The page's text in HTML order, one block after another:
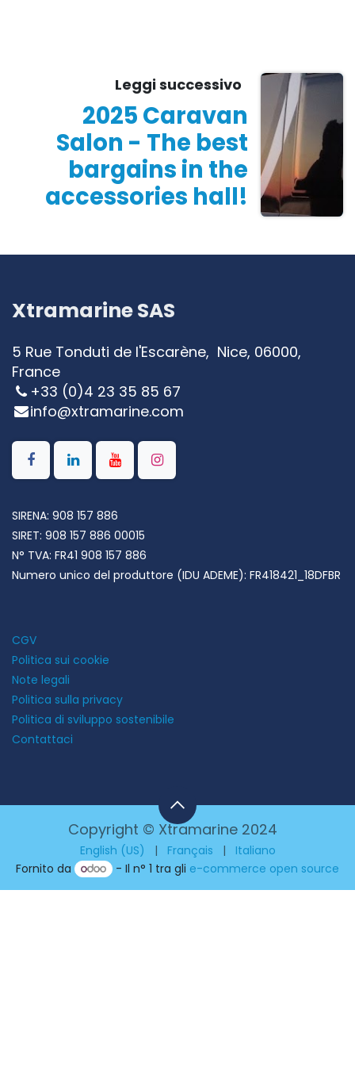
Leggi successivo
2025 Caravan
Salon - The best
bargains in the
accessories hall!
Xtramarine SAS
5 Rue Tonduti de l'Escarène, Nice, 06000,
France
+33 (0)4 23 35 85 67
info@xtramarine.com
SIRENA: 908 157 886
SIRET: 908 157 886 00015
N° TVA: FR41 908 157 886
Numero unico del produttore (IDU ADEME): FR418421_18DFBR
CGV
Politica sui cookie
Note legali
Politica sulla privacy
Politica di sviluppo sostenibile
Contattaci
Copyright © Xtramarine 2024
English (US) | Français |
Italiano
Fornito da
- Il n° 1 tra gli e-commerce open source